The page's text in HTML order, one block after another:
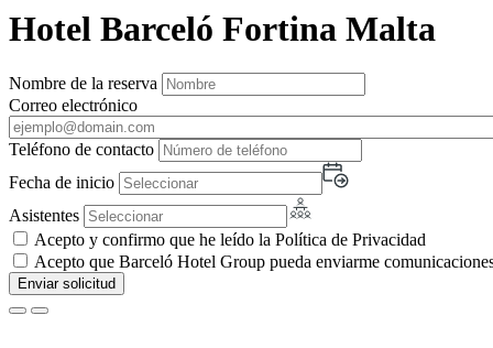
Hotel Barceló Fortina Malta
Nombre de la reserva
Correo electrónico
Teléfono de contacto
Fecha de inicio
Asistentes
Acepto y confirmo que he leído la Política de Privacidad
Acepto que Barceló Hotel Group pueda enviarme
Enviar solicitud